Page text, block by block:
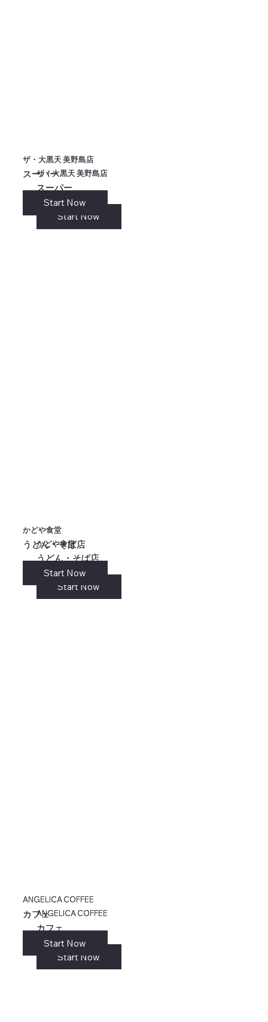
ザ・大黒天 美野島店
スーパー
リンク
かどや食堂
うどん・そば店
リンク
ANGELICA COFFEE
カフェ
リンク
ザ・大黒天 美野島店
スーパー
Start Now
かどや食堂
うどん・そば店
Start Now
ANGELICA COFFEE
カフェ
Start Now
ザ・大黒天 美野島店
スーパー
Start Now
かどや食堂
うどん・そば店
Start Now
ANGELICA COFFEE
カフェ
Start Now
ザ・大黒天 美野島店
スーパー
Start Now
かどや食堂
うどん・そば店
Start Now
ANGELICA COFFEE
カフェ
Start Now